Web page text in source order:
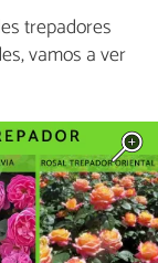
trepadores
vamos a ver